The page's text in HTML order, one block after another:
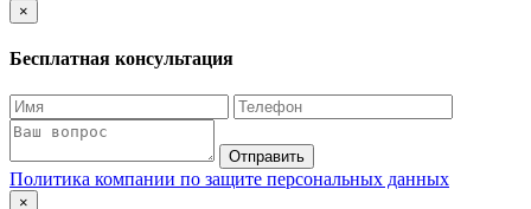
×
Бесплатная консультация
Отправить
Политика компании по защите персональных данных
×